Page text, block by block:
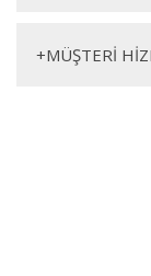
53cm
+MÜŞTERİ